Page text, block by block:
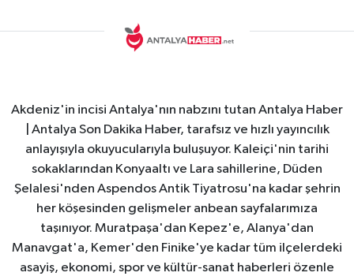
Akdeniz'in incisi Antalya'nın nabzını tutan Antalya Haber
| Antalya Son Dakika Haber, tarafsız ve hızlı yayıncılık
anlayışıyla okuyucularıyla buluşuyor. Kaleiçi'nin tarihi
sokaklarından Konyaaltı ve Lara sahillerine, Düden
Şelalesi'nden Aspendos Antik Tiyatrosu'na kadar şehrin
her köşesinden gelişmeler anbean sayfalarımıza
taşınıyor. Muratpaşa'dan Kepez'e, Alanya'dan
Manavgat'a, Kemer'den Finike'ye kadar tüm ilçelerdeki
asayiş, ekonomi, spor ve kültür-sanat haberleri özenle